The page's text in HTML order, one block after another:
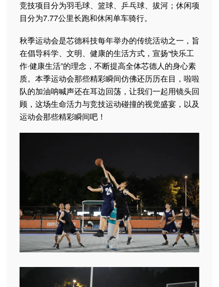
竞技项目分为羽毛球、篮球、乒乓球、拔河；休闲项
目分为7.77公里长跑和休闲单车骑行。
秋季运动会是芯德科技每年举办的传统活动之一，旨
在倡导科学、文明、健康的生活方式，宣扬“快乐工
作·健康生活”的理念，不断提高全体芯德人的身心素
质。本季运动会那些精彩瞬间仿佛还历历在目，啦啦
队的加油呐喊声还在耳边回荡，让我们一起用镜头回
顾，这场生命活力与竞技运动碰撞的视觉盛宴，以及
运动会那些精彩瞬间吧！